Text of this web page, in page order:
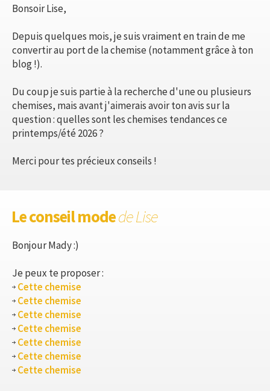
Bonsoir Lise,
Depuis quelques mois, je suis vraiment en train de me
convertir au port de la chemise (notamment grâce à ton
blog !).
Du coup je suis partie à la recherche d'une ou plusieurs
chemises, mais avant j'aimerais avoir ton avis sur la
question : quelles sont les chemises tendances ce
printemps/été 2026 ?
Merci pour tes précieux conseils !
Le conseil modede Lise
Bonjour Mady :)
Je peux te proposer :
Cette chemise
Cette chemise
Cette chemise
Cette chemise
Cette chemise
Cette chemise
Cette chemise